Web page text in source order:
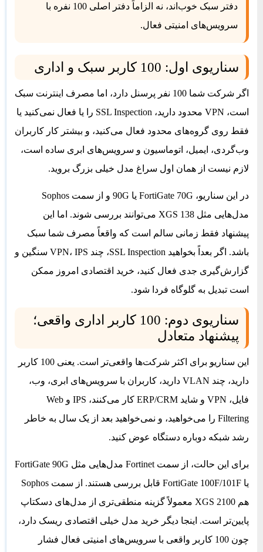
دفتر سبک خوب‌اند، نه الزاماً دفتر اصلی 100 نفره با
سرویس‌های امنیتی فعال.
سناریوی اول: 100 کاربر سبک و اداری
اگر شرکت شما 100 نفر پرسنل دارد، اما مصرف اینترنت سبک
است، VPN محدود دارید، SSL Inspection را یا فعال نمی‌کنید یا
فقط روی گروه‌های محدود فعال می‌کنید، و بیشتر کار کاربران
وب‌گردی، ایمیل، اتوماسیون و سرویس‌های ابری ساده است،
لازم نیست از همان اول سراغ مدل خیلی بزرگ بروید.
در این سناریو، FortiGate 70G یا 90G و از سمت Sophos
مدل‌هایی مثل XGS 138 می‌توانند بررسی شوند. اما این
پیشنهاد فقط زمانی سالم است که واقعاً مصرف شما سبک
باشد. اگر بعداً بخواهید SSL Inspection، چند VPN، IPS سنگین و
گزارش‌گیری جدی فعال کنید، خرید اقتصادی امروز ممکن
است تبدیل به گلوگاه فردا شود.
سناریوی دوم: 100 کاربر اداری واقعی؛
پیشنهاد متعادل
این سناریو برای اکثر شرکت‌ها واقعی‌تر است. یعنی 100 کاربر
دارید، چند VLAN دارید، کاربران با سرویس‌های ابری، وب،
فایل، VPN و شاید ERP/CRM کار می‌کنند، IPS و Web
Filtering را می‌خواهید، و نمی‌خواهید بعد از یک سال به خاطر
رشد شبکه دوباره دستگاه عوض کنید.
برای این حالت، از سمت Fortinet مدل‌هایی مثل FortiGate 90G
یا
FortiGate 100F/
101F قابل بررسی هستند. از سمت Sophos
هم XGS 2100 معمولاً گزینه منطقی‌تری از مدل‌های دسکتاپ
پایین‌تر است. اینجا دیگر خرید مدل خیلی اقتصادی ریسک دارد،
چون 100 کاربر واقعی با سرویس‌های امنیتی فعال فشار